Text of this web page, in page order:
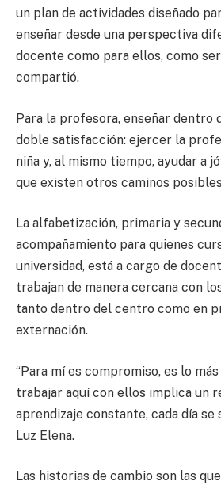
un plan de actividades diseñado
enseñar desde una perspectiva
docente como para ellos, como
compartió.
Para la profesora, enseñar dentro
doble satisfacción: ejercer la
niña y, al mismo tiempo, ayudar a
que existen otros caminos
La alfabetización, primaria y
acompañamiento para quienes
universidad, está a cargo de
trabajan de manera cercana con
tanto dentro del centro como en
externación.
“Para mí es compromiso, es lo
trabajar aquí con ellos implica un
aprendizaje constante, cada día se
Luz Elena.
Las historias de cambio son las